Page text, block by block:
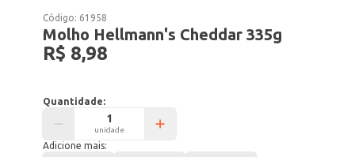
Código: 61958
Molho Hellmann's Cheddar 335g
R$ 8,98
Quantidade:
unidade
Adicione mais: